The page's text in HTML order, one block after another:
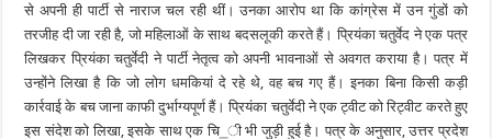
से अपनी ही पार्टी से नाराज चल रही थीं। उनका आरोप था कि कांग्रेस में उन गुंडों को
तरजीह दी जा रही है, जो महिलाओं के साथ बदसलूकी करते हैं। प्रियंका चतुर्वेद ने एक पत्र
लिखकर प्रियंका चतुर्वेदी ने पार्टी नेतृत्व को अपनी भावनाओं से अवगत कराया है। पत्र में
उन्होंने लिखा है कि जो लोग धमकियां दे रहे थे, वह बच गए हैं। इनका बिना किसी कड़ी
कार्रवाई के बच जाना काफी दुर्भाग्यपूर्ण हैं। प्रियंका चतुर्वेदी ने एक ट्वीट को रिट्वीट करते हुए
इस संदेश को लिखा, इसके साथ एक चि_ी भी जुड़ी हुई है। पत्र के अनुसार, उत्तर प्रदेश